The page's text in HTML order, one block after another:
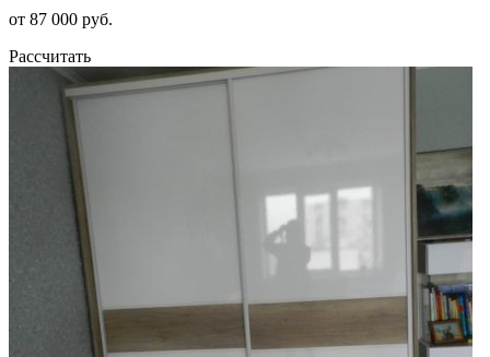
от 87 000 руб.
Рассчитать